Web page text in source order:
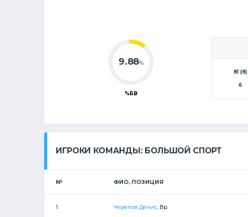
81 (8)
6
9.88%
%БВ
ИГРОКИ КОМАНДЫ: БОЛЬШОЙ СПОРТ
№ ФИО, ПОЗИЦИЯ
1 Черепов Денис, Вр.